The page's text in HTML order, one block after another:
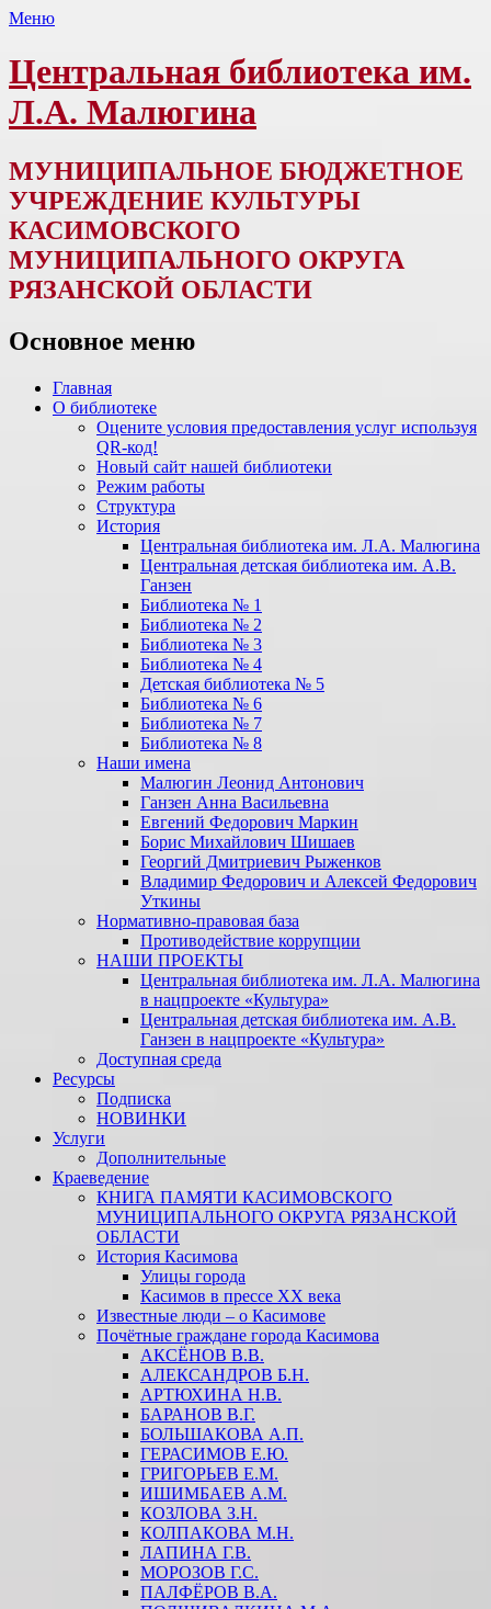
Меню
Центральная библиотека им.
Л.А. Малюгина
МУНИЦИПАЛЬНОЕ БЮДЖЕТНОЕ
УЧРЕЖДЕНИЕ КУЛЬТУРЫ
КАСИМОВСКОГО
МУНИЦИПАЛЬНОГО ОКРУГА
РЯЗАНСКОЙ ОБЛАСТИ
Основное меню
Перейти
содержимому
Главная
О библиотеке
Оцените условия предоставления услуг используя
QR-код!
Новый сайт нашей библиотеки
Режим работы
Структура
История
Центральная библиотека им. Л.А. Малюгина
Центральная детская библиотека им. А.В.
Ганзен
Библиотека № 1
Библиотека № 2
Библиотека № 3
Библиотека № 4
Детская библиотека № 5
Библиотека № 6
Библиотека № 7
Библиотека № 8
Наши имена
Малюгин Леонид Антонович
Ганзен Анна Васильевна
Евгений Федорович Маркин
Борис Михайлович Шишаев
Георгий Дмитриевич Рыженков
Владимир Федорович и Алексей Федорович
Уткины
Нормативно-правовая база
Противодействие коррупции
НАШИ ПРОЕКТЫ
Центральная библиотека им. Л.А. Малюгина
в нацпроекте «Культура»
Центральная детская библиотека им. А.В.
Ганзен в нацпроекте «Культура»
Доступная среда
Ресурсы
Подписка
НОВИНКИ
Услуги
Дополнительные
Краеведение
КНИГА ПАМЯТИ КАСИМОВСКОГО
МУНИЦИПАЛЬНОГО ОКРУГА РЯЗАНСКОЙ
ОБЛАСТИ
История Касимова
Улицы города
Касимов в прессе XX века
Известные люди – о Касимове
Почётные граждане города Касимова
АКСЁНОВ В.В.
АЛЕКСАНДРОВ Б.Н.
АРТЮХИНА Н.В.
БАРАНОВ В.Г.
БОЛЬШАКОВА А.П.
ГЕРАСИМОВ Е.Ю.
ГРИГОРЬЕВ Е.М.
ИШИМБАЕВ А.М.
КОЗЛОВА З.Н.
КОЛПАКОВА М.Н.
ЛАПИНА Г.В.
МОРОЗОВ Г.С.
ПАЛФЁРОВ В.А.